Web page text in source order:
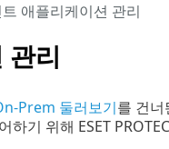
관리
애플리케이션 관리
Prem 둘러보기를 건너
기 위해 ESET